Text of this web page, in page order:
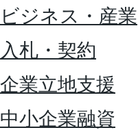
ビジネス・産業
入札・契約
企業立地支援
中小企業融資